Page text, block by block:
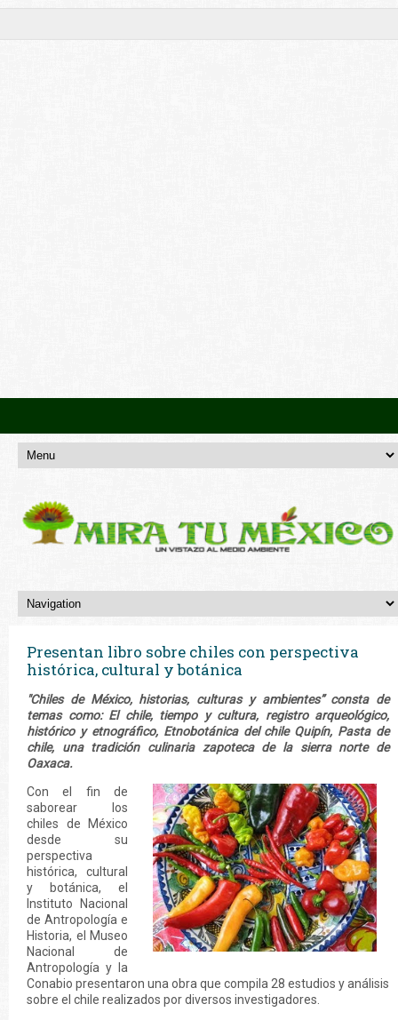
Presentan libro sobre chiles con perspectiva
histórica, cultural y botánica
"Chiles de México, historias, culturas y ambientes” consta de
temas como: El chile, tiempo y cultura, registro arqueológico,
histórico y etnográfico, Etnobotánica del chile Quipín, Pasta de
chile, una tradición culinaria zapoteca de la sierra norte de
Oaxaca.
Con el fin de
saborear los
chiles de México
desde su
perspectiva
histórica, cultural
y botánica, el
Instituto Nacional
de Antropología e
Historia, el Museo
Nacional de
Antropología y la
Conabio presentaron una obra que compila 28 estudios y análisis
sobre el chile realizados por diversos investigadores.